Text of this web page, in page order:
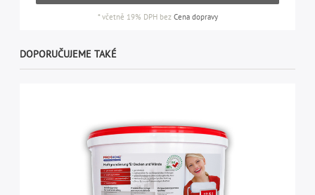
*včetně 19% DPHbez Cena dopravy
DOPORUČUJEME TAKÉ